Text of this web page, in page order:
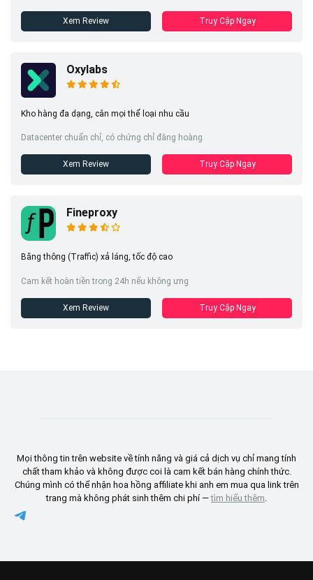
Xem Review Truy Cập Ngay
Oxylabs
Kho hàng đa dạng, cân mọi thể loại nhu cầu
Datacenter chuẩn chỉ, có chứng chỉ đàng hoàng
Xem Review Truy Cập Ngay
Fineproxy
Băng thông (Traffic) xả láng, tốc độ cao
Cam kết hoàn tiền trong 24h nếu không ưng
Xem Review Truy Cập Ngay
Mọi thông tin trên website về tính năng và giá cả dịch vụ chỉ mang tính
chất tham khảo và không được coi là cam kết bán hàng chính thức.
Chúng mình có thể nhận hoa hồng affiliate khi anh em mua qua link trên
trang mà không phát sinh thêm chi phí —tìm hiểu thêm